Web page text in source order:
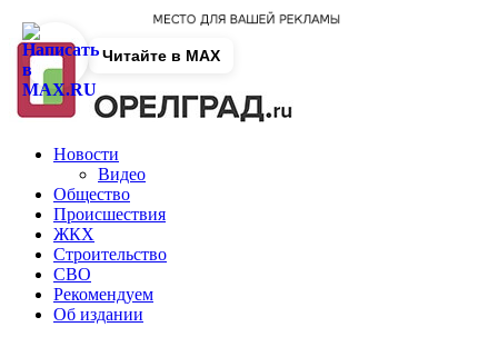
Новости
Видео
Общество
Происшествия
ЖКХ
Строительство
СВО
Рекомендуем
Об издании
Читайте в MAX